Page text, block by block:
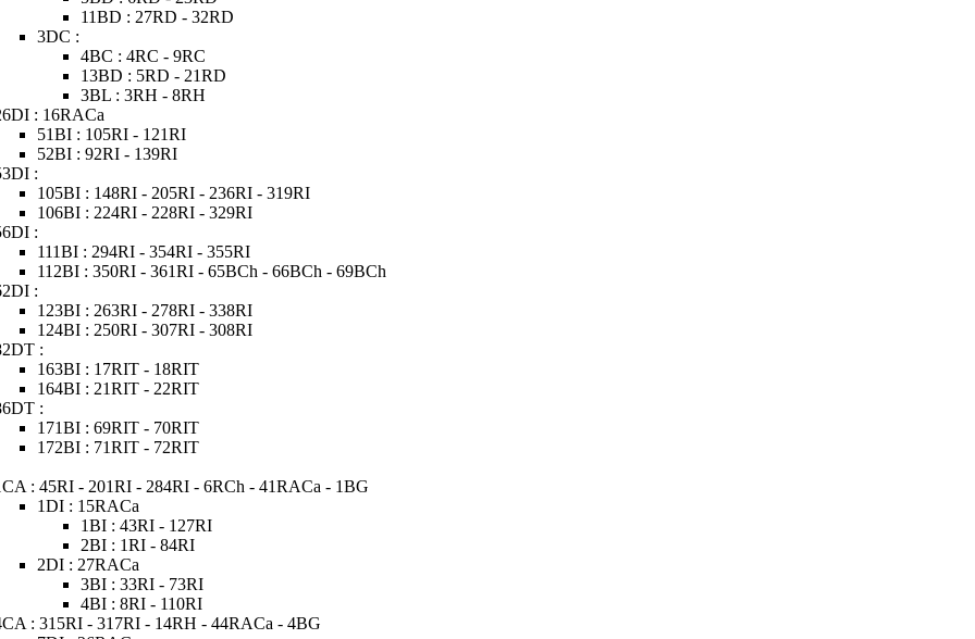
11BD : 27RD - 32RD
3DC :
4BC : 4RC - 9RC
13BD : 5RD - 21RD
3BL : 3RH - 8RH
: 16RACa
51BI : 105RI - 121RI
52BI : 92RI - 139RI
:
105BI : 148RI - 205RI - 236RI - 319RI
106BI : 224RI - 228RI - 329RI
:
111BI : 294RI - 354RI - 355RI
112BI : 350RI - 361RI - 65BCh - 66BCh - 69BCh
:
123BI : 263RI - 278RI - 338RI
124BI : 250RI - 307RI - 308RI
:
163BI : 17RIT - 18RIT
164BI : 21RIT - 22RIT
:
171BI : 69RIT - 70RIT
172BI : 71RIT - 72RIT
: 45RI - 201RI - 284RI - 6RCh - 41RACa - 1BG
1DI : 15RACa
1BI : 43RI - 127RI
2BI : 1RI - 84RI
2DI : 27RACa
3BI : 33RI - 73RI
4BI : 8RI - 110RI
: 315RI - 317RI - 14RH - 44RACa - 4BG